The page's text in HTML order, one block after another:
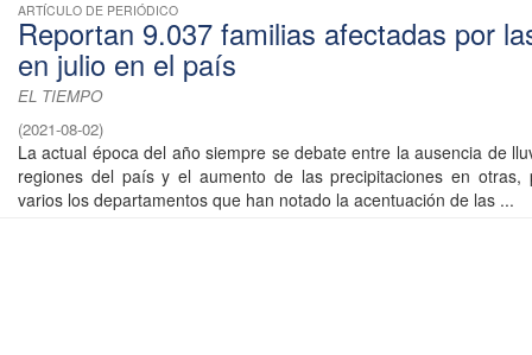
ARTÍCULO DE PERIÓDICO
Reportan 9.037 familias afectadas por
en julio en el país
EL TIEMPO
(2021-08-02)
La actual época del año siempre se debate entre la ausencia de
regiones del país y el aumento de las precipitaciones en
varios los departamentos que han notado la acentuación de las ...